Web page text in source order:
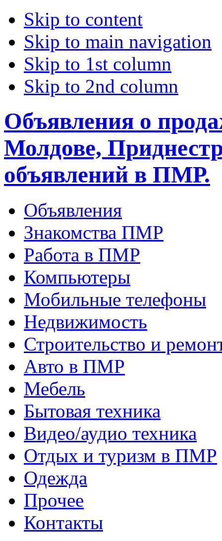
Skip to content
Skip to main navigation
Skip to 1st column
Skip to 2nd column
Объявления о
Молдове,
объявлений в ПМР.
Объявления
Знакомства ПМР
Работа в ПМР
Компьютеры
Мобильные телефоны
Недвижимость
Строительство и
Авто в ПМР
Мебель
Бытовая техника
Видео/аудио техника
Отдых и туризм в ПМР
Одежда
Прочее
Контакты